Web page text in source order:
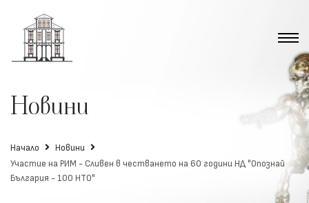
Новини
Начало
Новини
Участие на РИМ - Сливен в честването на 60 години НД "Опознай
България - 100 НТО"